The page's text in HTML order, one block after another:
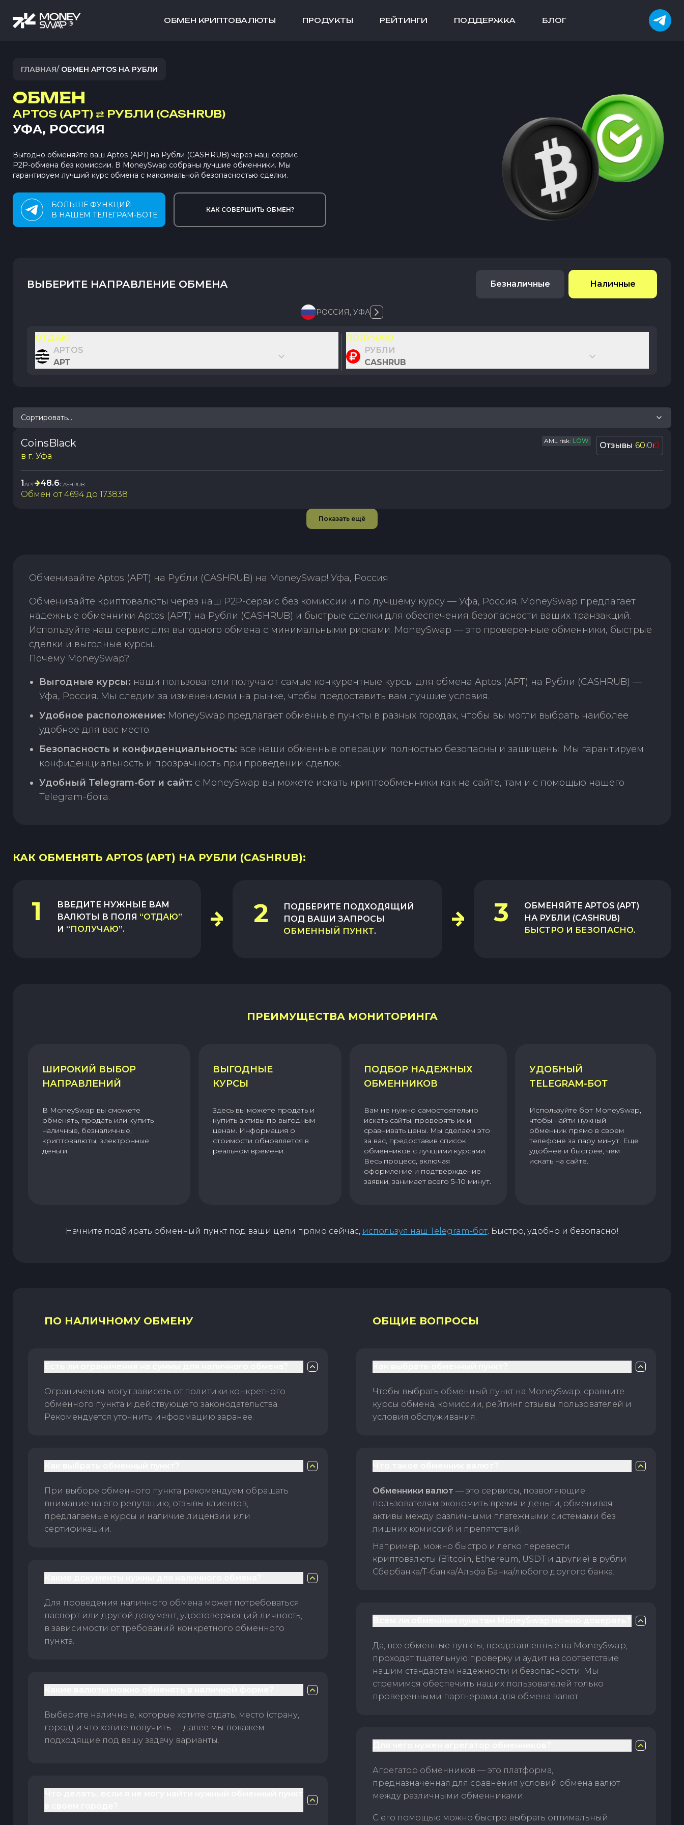
ОБМЕН КРИПТОВАЛЮТЫ ПРОДУКТЫ РЕЙТИНГИ ПОДДЕРЖКА БЛОГ
ГЛАВНАЯ/ ОБМЕН APTOS НА РУБЛИ
ОБМЕН
APTOS (APT) ⇄ РУБЛИ (CASHRUB)
УФА, РОССИЯ
Выгодно обменяйте ваш Aptos (APT) на Рубли (CASHRUB) через наш сервис
P2P-обмена без комиссии. В MoneySwap собраны лучшие обменники. Мы
гарантируем лучший курс обмена с максимальной безопасностью сделки.
БОЛЬШЕ ФУНКЦИЙ
В НАШЕМ ТЕЛЕГРАМ-БОТЕ
КАК СОВЕРШИТЬ ОБМЕН?
ВЫБЕРИТЕ НАПРАВЛЕНИЕ ОБМЕНА Безналичные Наличные
РОССИЯ, УФА
ОТДАЮ
APTOS
APT
ПОЛУЧАЮ
РУБЛИ
CASHRUB
Сортировать...
CoinsBlack AML risk: LOW
в г. Уфа
Отзывы 60|0|0
1APT 48.6CASHRUB
Обмен от4694 до 173838
Показать ещё
Обменивайте Aptos (APT) на Рубли (CASHRUB) на MoneySwap! Уфа, Россия
Обменивайте криптовалюты через наш P2P-сервис без комиссии и по лучшему курсу — Уфа, Россия. MoneySwap предлагает
надежные обменники Aptos (APT) на Рубли (CASHRUB) и быстрые сделки для обеспечения безопасности ваших транзакций.
Используйте наш сервис для выгодного обмена с минимальными рисками. MoneySwap — это проверенные обменники, быстрые
сделки и выгодные курсы.
Почему MoneySwap?
Выгодные курсы: наши пользователи получают самые конкурентные курсы для обмена Aptos (APT) на Рубли (CASHRUB) —
Уфа, Россия. Мы следим за изменениями на рынке, чтобы предоставить вам лучшие условия.
Удобное расположение: MoneySwap предлагает обменные пункты в разных городах, чтобы вы могли выбрать наиболее
удобное для вас место.
Безопасность и конфиденциальность: все наши обменные операции полностью безопасны и защищены. Мы гарантируем
конфиденциальность и прозрачность при проведении сделок.
Удобный Telegram-бот и сайт: с MoneySwap вы можете искать криптообменники как на сайте, там и с помощью нашего
Telegram-бота.
КАК ОБМЕНЯТЬ APTOS (APT) НА РУБЛИ (CASHRUB):
1
ВВЕДИТЕ НУЖНЫЕ ВАМ
ВАЛЮТЫ В ПОЛЯ “ОТДАЮ”
И “ПОЛУЧАЮ”.
2
ПОДБЕРИТЕ ПОДХОДЯЩИЙ
ПОД ВАШИ ЗАПРОСЫ
ОБМЕННЫЙ ПУНКТ.
3 ОБМЕНЯЙТЕAPTOS (APT)
НА РУБЛИ (CASHRUB)
БЫСТРО И БЕЗОПАСНО.
ПРЕИМУЩЕСТВА МОНИТОРИНГА
ШИРОКИЙ ВЫБОР
НАПРАВЛЕНИЙ
В MoneySwap вы сможете
обменять, продать или купить
наличные, безналичные,
криптовалюты, электронные
деньги.
ВЫГОДНЫЕ
КУРСЫ
Здесь вы можете продать и
купить активы по выгодным
ценам. Информация о
стоимости обновляется в
реальном времени.
ПОДБОР НАДЕЖНЫХ
ОБМЕННИКОВ
Вам не нужно самостоятельно
искать сайты, проверять их и
сравнивать цены. Мы сделаем это
за вас, предоставив список
обменников с лучшими курсами.
Весь процесс, включая
оформление и подтверждение
заявки, занимает всего 5–10 минут.
УДОБНЫЙ
TELEGRAM-БОТ
Используйте бот MoneySwap,
чтобы найти нужный
обменник прямо в своем
телефоне за пару минут. Еще
удобнее и быстрее, чем
искать на сайте.
Начните подбирать обменный пункт под ваши цели прямо сейчас, используя наш Telegram-бот. Быстро, удобно и безопасно!
ПО НАЛИЧНОМУ ОБМЕНУ
Ограничения могут зависеть от политики конкретного
обменного пункта и действующего законодательства.
Рекомендуется уточнить информацию заранее.
При выборе обменного пункта рекомендуем обращать
внимание на его репутацию, отзывы клиентов,
предлагаемые курсы и наличие лицензии или
сертификации.
Для проведения наличного обмена может потребоваться
паспорт или другой документ, удостоверяющий личность,
в зависимости от требований конкретного обменного
пункта.
Выберите наличные, которые хотите отдать, место (страну,
город) и что хотите получить — далее мы покажем
подходящие под вашу задачу варианты.
ОБЩИЕ ВОПРОСЫ
Чтобы выбрать обменный пункт на MoneySwap, сравните
курсы обмена, комиссии, рейтинг отзывы пользователей и
условия обслуживания.
Обменники валют — это сервисы, позволяющие
пользователям экономить время и деньги, обменивая
активы между различными платежными системами без
лишних комиссий и препятствий.
Например, можно быстро и легко перевести
криптовалюты (Bitcoin, Ethereum, USDT и другие) в рубли
Сбербанка/Т-банка/Альфа Банка/любого другого банка.
Да, все обменные пункты, представленные на MoneySwap,
проходят тщательную проверку и аудит на соответствие
нашим стандартам надежности и безопасности. Мы
стремимся обеспечить наших пользователей только
проверенными партнерами для обмена валют.
Агрегатор обменников — это платформа,
предназначенная для сравнения условий обмена валют
между различными обменниками.
С его помощью можно быстро выбрать оптимальный